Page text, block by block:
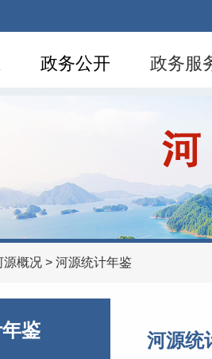
政务公开 政务服
源概况 > 河源统计年鉴
鉴 河源统